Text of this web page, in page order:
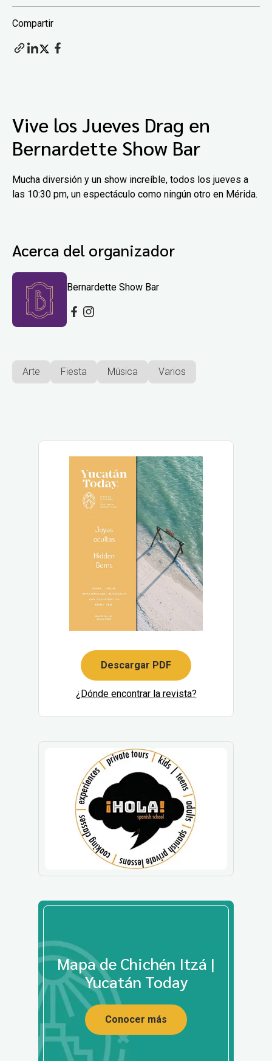
Compartir
Vive los Jueves Drag en
Bernardette Show Bar
Mucha diversión y un show increíble, todos los jueves a
las 10:30 pm, un espectáculo como ningún otro en Mérida.
Acerca del organizador
Bernardette Show Bar
Arte Fiesta Música Varios
Descargar PDF
¿Dónde encontrar la revista?
Mapa de Chichén Itzá |
Yucatán Today
Conocer más